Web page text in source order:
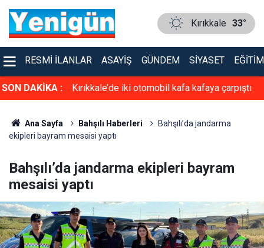
Kırıkkale 33°
RESMI İLANLAR ASAYIŞ GÜNDEM SIYASET EĞITIM
SON DAKİKA : Kırıkkale’de iki otomobil kafa kafaya çarpıştı
Ana Sayfa Bahşılı Haberleri
Bahşılı’da jandarma
ekipleri bayram mesaisi yaptı
Bahşılı’da jandarma ekipleri bayram
mesaisi yaptı